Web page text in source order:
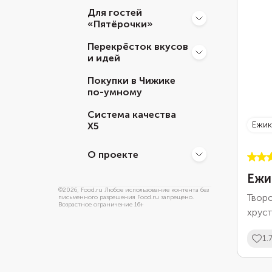
Для гостей
«Пятёрочки»
Перекрёсток вкусов
и идей
Покупки в Чижике
по-умному
Система качества
Х5
О проекте
©2026, Food.ru Любое использование контента без
письменного разрешения Food.ru запрещено.
Возрастное ограничение 16+